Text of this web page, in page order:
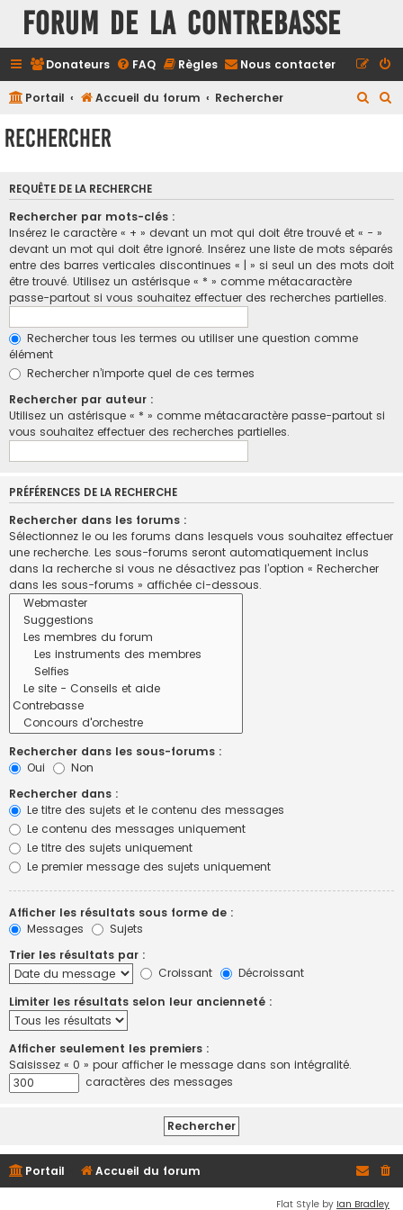
FORUM DE LA CONTREBASSE
Donateurs FAQ Règles Nous contacter
Portail Accueil du forum Rechercher
h
c
h
Rechercher
REQUÊTE DE LA RECHERCHE
Rechercher par mots-clés :
Insérez le caractère « + » devant un mot qui doit être trouvé et « - »
devant un mot qui doit être ignoré. Insérez une liste de mots séparés
entre des barres verticales discontinues « | » si seul un des mots doit
être trouvé. Utilisez un astérisque « * » comme métacaractère
passe-partout si vous souhaitez effectuer des recherches partielles.
Rechercher tous les termes ou utiliser une question comme
élément
Rechercher n’importe quel de ces termes
Rechercher par auteur :
Utilisez un astérisque « * » comme métacaractère passe-partout si
vous souhaitez effectuer des recherches partielles.
PRÉFÉRENCES DE LA RECHERCHE
Rechercher dans les forums :
Sélectionnez le ou les forums dans lesquels vous souhaitez effectuer
une recherche. Les sous-forums seront automatiquement inclus
dans la recherche si vous ne désactivez pas l’option « Rechercher
dans les sous-forums » affichée ci-dessous.
Rechercher dans les sous-forums :
Oui
Non
Rechercher dans :
Le titre des sujets et le contenu des messages
Le contenu des messages uniquement
Le titre des sujets uniquement
Le premier message des sujets uniquement
Afficher les résultats sous forme de :
Messages
Sujets
Trier les résultats par :
Croissant
Décroissant
Limiter les résultats selon leur ancienneté :
Afficher seulement les premiers :
Saisissez « 0 » pour afficher le message dans son intégralité.
caractères des messages
Portail Accueil du forum
Flat Style by Ian Bradley